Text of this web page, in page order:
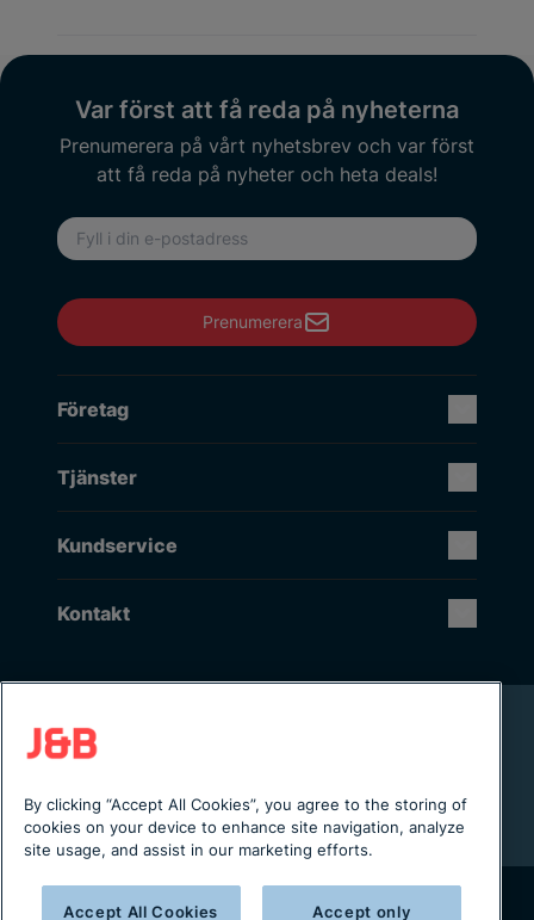
Var först att få reda på nyheterna
Prenumerera på vårt nyhetsbrev och var först
att få reda på nyheter och heta deals!
E-postadress
Prenumerera
Företag
Tjänster
Kundservice
Kontakt
Rikstäckande installation & service
Lager i Sverige
Från projektering till installation
By clicking “Accept All Cookies”, you agree to the storing of
cookies on your device to enhance site navigation, analyze
site usage, and assist in our marketing efforts.
Accept All Cookies Accept only